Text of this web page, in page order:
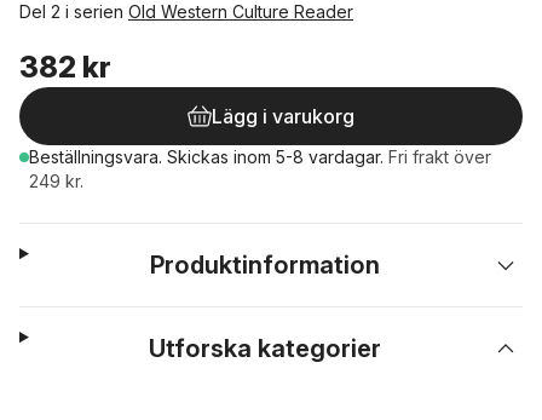
Del 2 i serien Old Western Culture Reader
382 kr
Lägg i varukorg
Beställningsvara. Skickas inom 5-8 vardagar. Fri frakt över
249 kr.
Produktinformation
Utforska kategorier